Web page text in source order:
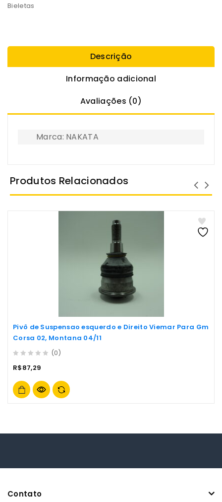
Bieletas
Descrição
Informação adicional
Avaliações (0)
Marca: NAKATA
Produtos Relacionados
Pivô de Suspensao esquerdo e Direito Viemar Para Gm
Corsa 02, Montana 04/11
out
5
(0)
R$87,29
Contato